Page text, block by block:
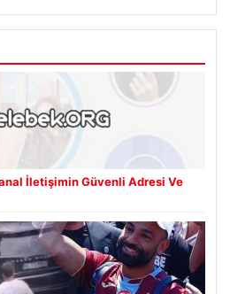
İletişimin Güvenli Adresi Ve